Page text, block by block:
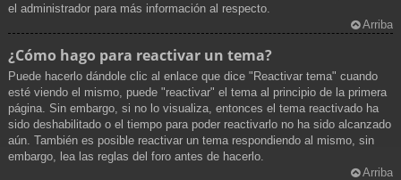
el administrador para más información al respecto.
Arriba
¿Cómo hago para reactivar un tema?
Puede hacerlo dándole clic al enlace que dice "Reactivar tema" cuando
esté viendo el mismo, puede "reactivar" el tema al principio de la primera
página. Sin embargo, si no lo visualiza, entonces el tema reactivado ha
sido deshabilitado o el tiempo para poder reactivarlo no ha sido alcanzado
aún. También es posible reactivar un tema respondiendo al mismo, sin
embargo, lea las reglas del foro antes de hacerlo.
Arriba